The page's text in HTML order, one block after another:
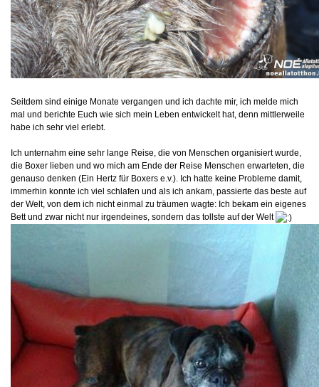
Seitdem sind einige Monate vergangen und ich dachte mir, ich melde mich
mal und berichte Euch wie sich mein Leben entwickelt hat, denn mittlerweile
habe ich sehr viel erlebt.
Ich unternahm eine sehr lange Reise, die von Menschen organisiert wurde,
die Boxer lieben und wo mich am Ende der Reise Menschen erwarteten, die
genauso denken (Ein Hertz für Boxers e.v.). Ich hatte keine Probleme damit,
immerhin konnte ich viel schlafen und als ich ankam, passierte das beste auf
der Welt, von dem ich nicht einmal zu träumen wagte: Ich bekam ein eigenes
Bett und zwar nicht nur irgendeines, sondern das tollste auf der Welt